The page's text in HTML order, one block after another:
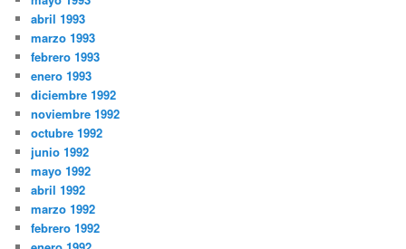
abril 1993
marzo 1993
febrero 1993
enero 1993
diciembre 1992
noviembre 1992
octubre 1992
junio 1992
mayo 1992
abril 1992
marzo 1992
febrero 1992